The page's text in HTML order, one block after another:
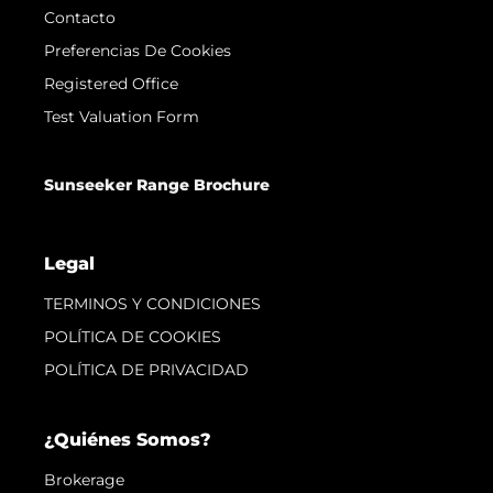
Contacto
Preferencias De Cookies
Registered Office
Test Valuation Form
Sunseeker Range Brochure
Legal
TERMINOS Y CONDICIONES
POLÍTICA DE COOKIES
POLÍTICA DE PRIVACIDAD
¿Quiénes Somos?
Brokerage